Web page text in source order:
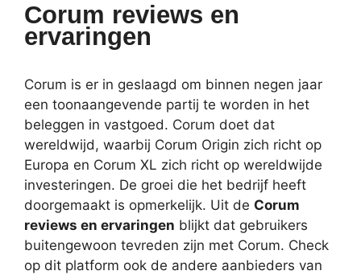
Corum reviews en
ervaringen
Corum is er in geslaagd om binnen negen jaar
een toonaangevende partij te worden in het
beleggen in vastgoed. Corum doet dat
wereldwijd, waarbij Corum Origin zich richt op
Europa en Corum XL zich richt op wereldwijde
investeringen. De groei die het bedrijf heeft
doorgemaakt is opmerkelijk. Uit de Corum
reviews en ervaringen blijkt dat gebruikers
buitengewoon tevreden zijn met Corum. Check
op dit platform ook de andere aanbieders van